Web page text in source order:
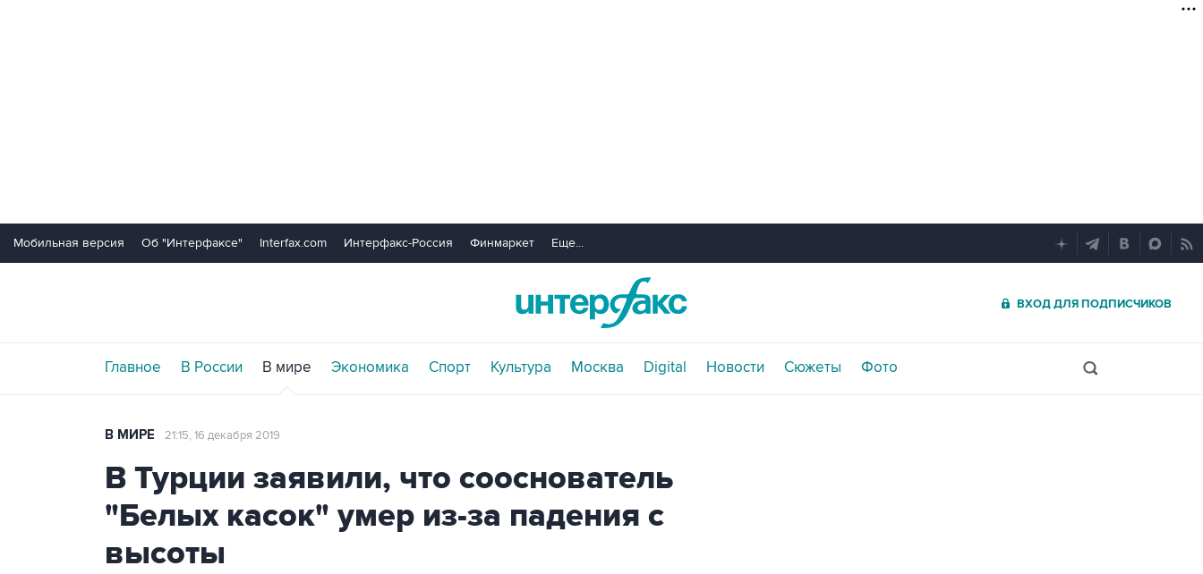
Мобильная версия Об "Интерфаксе" Interfax.com Интерфакс-Россия Финмаркет Еще...
ВХОД ДЛЯ ПОДПИСЧИКОВ
Главное В России В мире Экономика Спорт Культура Москва Digital Новости Сюжеты Фото
В МИРЕ 21:15, 16 декабря 2019
В Турции заявили, что сооснователь
"Белых касок" умер из-за падения с
высоты